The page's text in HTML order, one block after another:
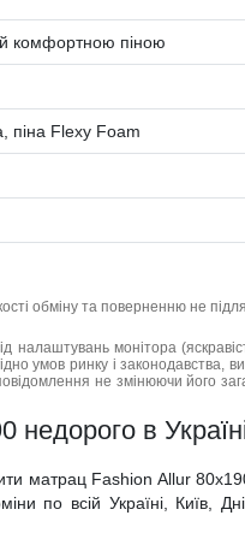
комфортною піною
піна Flexy Foam
обміну та поверненню не
налаштувань монітора
умов ринку і
не змінюючи його
в
матрац Fashion Allur
по всій Україні, Київ,